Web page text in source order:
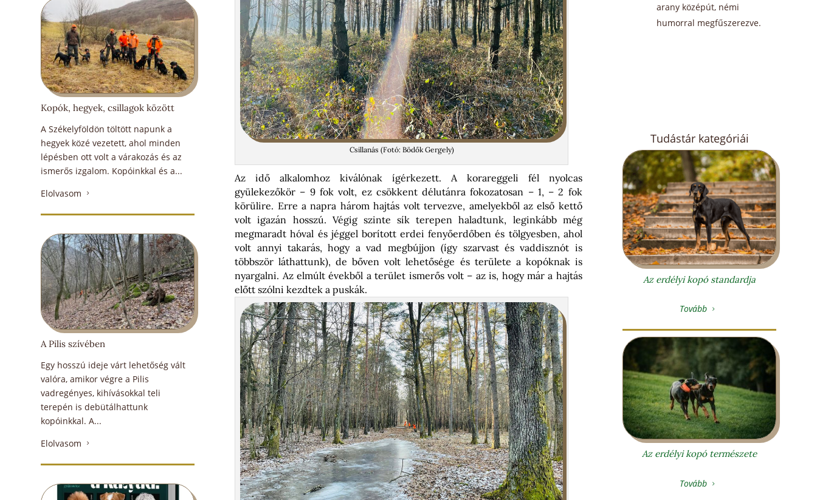
Kopók, hegyek, csillagok között
A Székelyföldön töltött napunk a
hegyek közé vezetett, ahol minden
lépésben ott volt a várakozás és az
ismerős izgalom. Kopóinkkal és a...
Elolvasom
5
A Pilis szívében
Egy hosszú ideje várt lehetőség vált
valóra, amikor végre a Pilis
vadregényes, kihívásokkal teli
terepén is debütálhattunk
kopóinkkal. A...
Elolvasom
5
Csillanás (Fotó: Bödők Gergely)
Az idő alkalomhoz kiválónak ígérkezett. A korareggeli fél nyolcas
gyülekezőkör – 9 fok volt, ez csökkent délutánra fokozatosan – 1, – 2 fok
körülire. Erre a napra három hajtás volt tervezve, amelyekből az első kettő
volt igazán hosszú. Végig szinte sík terepen haladtunk, leginkább még
megmaradt hóval és jéggel borított erdei fenyőerdőben és tölgyesben, ahol
volt annyi takarás, hogy a vad megbújjon (így szarvast és vaddisznót is
többször láthattunk), de bőven volt lehetősége és területe a kopóknak is
nyargalni. Az elmúlt évekből a terület ismerős volt – az is, hogy már a hajtás
előtt szólni kezdtek a puskák.
arany középút, némi
humorral megfűszerezve.
Tudástár kategóriái
Az erdélyi kopó standardja
Tovább 5
Az erdélyi kopó természete
Tovább 5